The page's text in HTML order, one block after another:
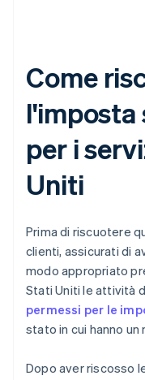
Come
l'imposta
per i
Uniti
Prima di riscuotere
clienti, assicurati di
modo appropriato
Stati Uniti le attività
permessi per le
stato in cui hanno
Dopo aver riscosso